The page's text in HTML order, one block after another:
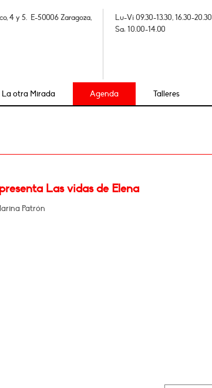
4 y 5. E-50006 Zaragoza,
Lu-Vi 09.30-13.30, 16.30-20.30
Sa: 10.00-14.00
La otra Mirada Agenda Talleres
Las vidas de Elena
Patrón